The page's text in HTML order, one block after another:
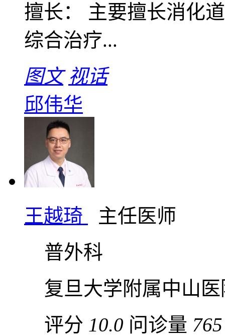
擅长： 主要擅长消化
综合治疗...
图文 视话
邱伟华
王越琦
主任医师
普外科
复旦大学附属中山医
评分 10.0 问诊量 765